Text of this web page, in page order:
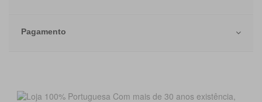
Pagamento